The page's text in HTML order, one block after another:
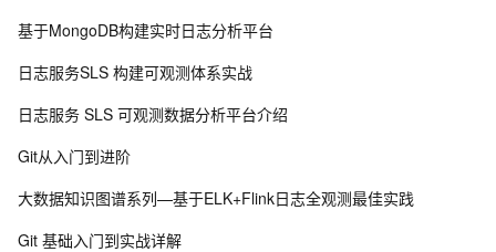
8 Git分支管理
10git status 中文乱码
基于MongoDB构建实时日志分析平台
日志服务SLS 构建可观测体系实战
日志服务 SLS 可观测数据分析平台介绍
Git从入门到进阶
大数据知识图谱系列—基于ELK+Flink日志全观测最佳实践
Git 基础入门到实战详解